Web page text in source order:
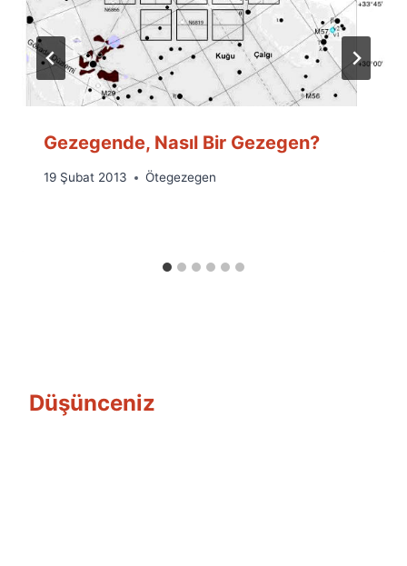
Gezegende, Nasıl Bir Gezegen?
By
19 Şubat 2013 Ötegezegen
Düşünceniz